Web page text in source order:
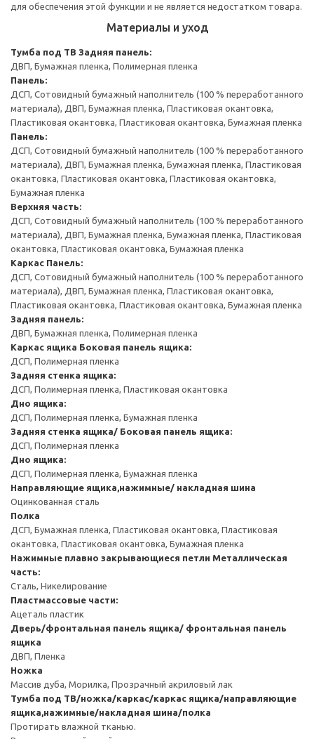
для обеспечения этой функции и не является недостатком товара.
Материалы и уход
Тумба под ТВ Задняя панель:
ДВП, Бумажная пленка, Полимерная пленка
Панель:
ДСП, Сотовидный бумажный наполнитель (100 % переработанного
материала), ДВП, Бумажная пленка, Пластиковая окантовка,
Пластиковая окантовка, Пластиковая окантовка, Бумажная пленка
Панель:
ДСП, Сотовидный бумажный наполнитель (100 % переработанного
материала), ДВП, Бумажная пленка, Бумажная пленка, Пластиковая
окантовка, Пластиковая окантовка, Пластиковая окантовка,
Бумажная пленка
Верхняя часть:
ДСП, Сотовидный бумажный наполнитель (100 % переработанного
материала), ДВП, Бумажная пленка, Бумажная пленка, Пластиковая
окантовка, Пластиковая окантовка, Бумажная пленка
Каркас Панель:
ДСП, Сотовидный бумажный наполнитель (100 % переработанного
материала), ДВП, Бумажная пленка, Пластиковая окантовка,
Пластиковая окантовка, Пластиковая окантовка, Бумажная пленка
Задняя панель:
ДВП, Бумажная пленка, Полимерная пленка
Каркас ящика Боковая панель ящика:
ДСП, Полимерная пленка
Задняя стенка ящика:
ДСП, Полимерная пленка, Пластиковая окантовка
Дно ящика:
ДСП, Полимерная пленка, Бумажная пленка
Задняя стенка ящика/ Боковая панель ящика:
ДСП, Полимерная пленка
Дно ящика:
ДСП, Полимерная пленка, Бумажная пленка
Направляющие ящика,нажимные/ накладная шина
Оцинкованная сталь
Полка
ДСП, Бумажная пленка, Пластиковая окантовка, Пластиковая
окантовка, Пластиковая окантовка, Бумажная пленка
Нажимные плавно закрывающиеся петли Металлическая
часть:
Сталь, Никелирование
Пластмассовые части:
Ацеталь пластик
Дверь/фронтальная панель ящика/ фронтальная панель
ящика
ДВП, Пленка
Ножка
Массив дуба, Морилка, Прозрачный акриловый лак
Тумба под ТВ/ножка/каркас/каркас ящика/направляющие
ящика,нажимные/накладная шина/полка
Протирать влажной тканью.